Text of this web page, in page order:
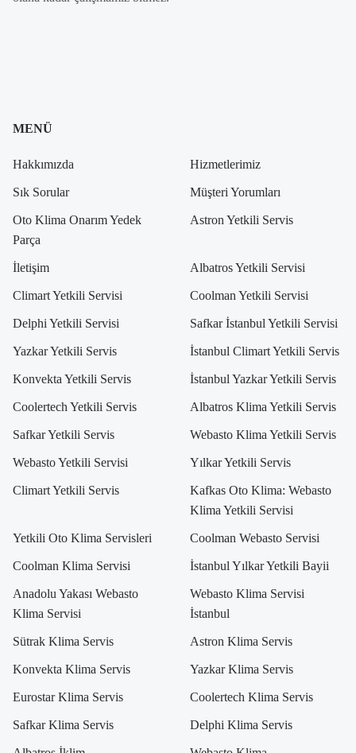
MENÜ
Hakkımızda Hizmetlerimiz
Sık Sorular Müşteri Yorumları
Oto Klima Onarım Yedek
Parça
Astron Yetkili Servis
İletişim Albatros Yetkili Servisi
Climart Yetkili Servisi Coolman Yetkili Servisi
Delphi Yetkili Servisi Safkar İstanbul Yetkili Servisi
Yazkar Yetkili Servis İstanbul Climart Yetkili Servis
Konvekta Yetkili Servis İstanbul Yazkar Yetkili Servis
Coolertech Yetkili Servis Albatros Klima Yetkili Servis
Safkar Yetkili Servis Webasto Klima Yetkili Servis
Webasto Yetkili Servisi Yılkar Yetkili Servis
Climart Yetkili Servis
Kafkas Oto Klima: Webasto
Klima Yetkili Servisi
Yetkili Oto Klima Servisleri Coolman Webasto Servisi
Coolman Klima Servisi İstanbul Yılkar Yetkili Bayii
Anadolu Yakası Webasto
Klima Servisi
Webasto Klima Servisi
İstanbul
Sütrak Klima Servis Astron Klima Servis
Konvekta Klima Servis Yazkar Klima Servis
Eurostar Klima Servis Coolertech Klima Servis
Safkar Klima Servis Delphi Klima Servis